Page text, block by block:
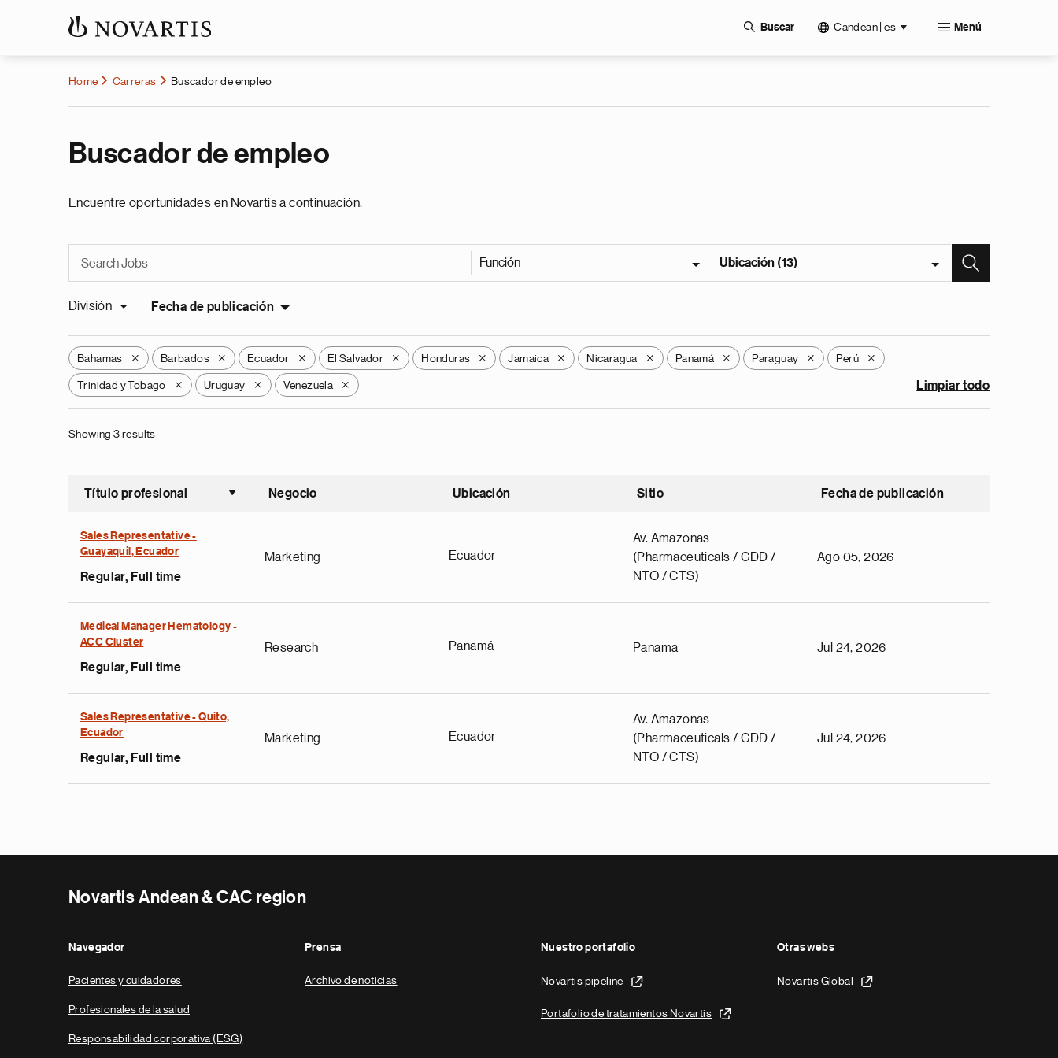
Buscar Candean | es Menú
Home Carreras Buscador de empleo
Buscador de empleo
Encuentre oportunidades en Novartis a continuación.
Función Ubicación (13)
División Fecha de publicación
Bahamas X Barbados X Ecuador X El Salvador X Honduras X Jamaica X Nicaragua X Panamá X Paraguay X Perú X
Trinidad y Tobago X Uruguay X Venezuela X Limpiar todo
Showing 3 results
Título profesional
Ordenar ascendente
Negocio Ubicación Sitio Fecha de publicación
Sales Representative -
Guayaquil, Ecuador
Regular, Full time
Marketing Ecuador
Av. Amazonas
(Pharmaceuticals / GDD /
NTO / CTS)
Ago 05, 2026
Medical Manager Hematology -
ACC Cluster
Regular, Full time
Research Panamá Panama Jul 24, 2026
Sales Representative - Quito,
Ecuador
Regular, Full time
Marketing Ecuador
Av. Amazonas
(Pharmaceuticals / GDD /
NTO / CTS)
Jul 24, 2026
Novartis Andean & CAC region
Navegador
Pacientes y cuidadores
Profesionales de la salud
Responsabilidad corporativa (ESG)
Prensa
Archivo de noticias
Nuestro portafolio
Novartis pipeline
Portafolio de tratamientos Novartis
Otras webs
Novartis Global